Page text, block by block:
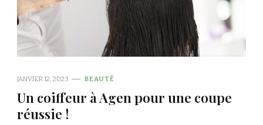
JANVIER 12, 2023 BEAUTÉ
Un coiffeur à Agen pour une coupe
réussie !